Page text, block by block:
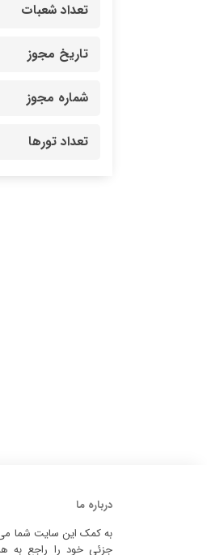
تعداد شعبات
تاریخ مجوز
شماره مجوز
تعداد تورها
درباره ما
به کمک این سایت شما می
جزئی خود را راجع به